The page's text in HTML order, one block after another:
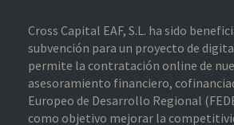
Cross Capital EAF, S.L. ha sido
subvención para un proyecto de
permite la contratación online de
asesoramiento financiero,
Europeo de Desarrollo Regional
como objetivo mejorar la